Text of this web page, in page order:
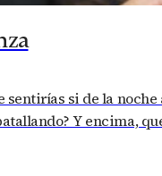
sentirías si de la
Y encima,